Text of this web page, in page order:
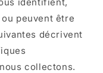
peuvent être
décrivent
collectons.